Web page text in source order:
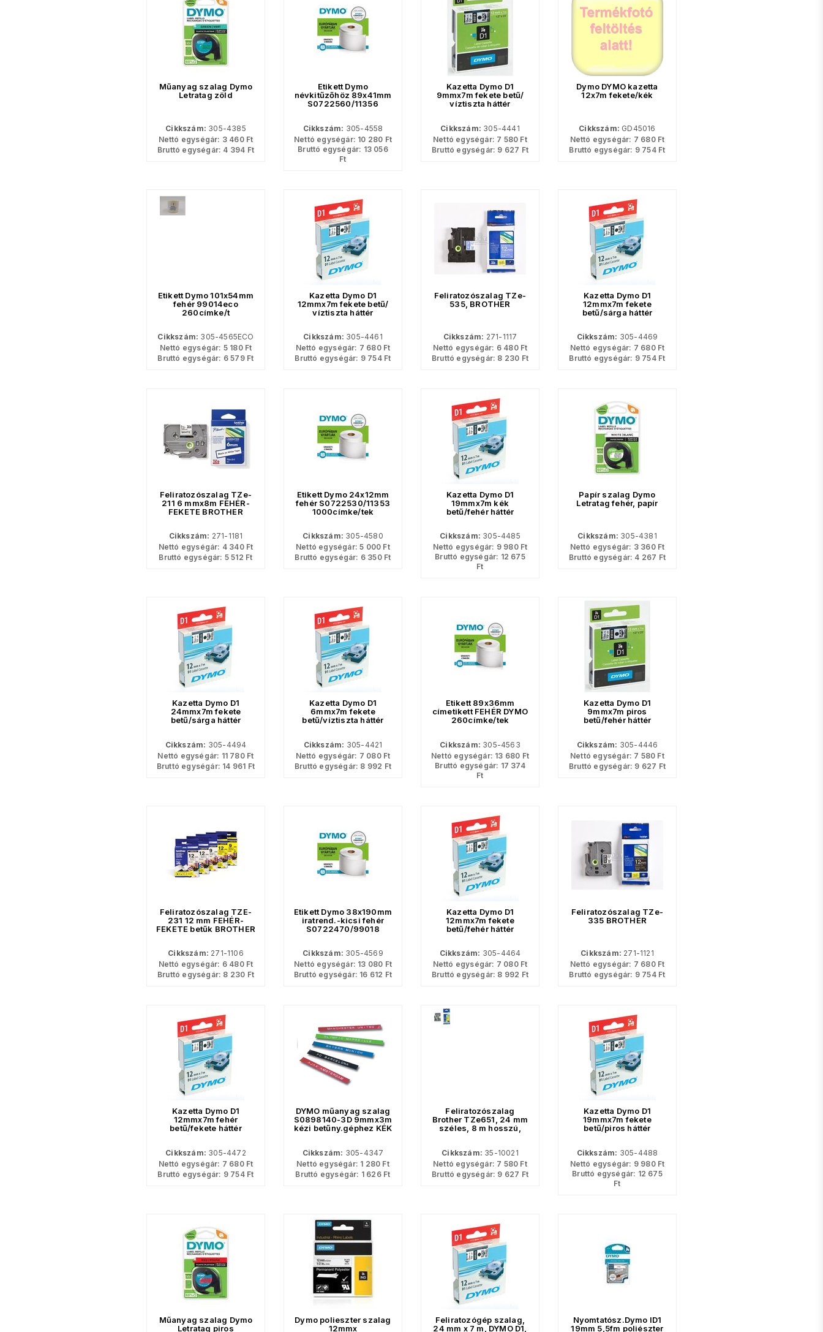
Műanyag szalag Dymo
Letratag zöld
Cikkszám: 305-4385
Nettó egységár: 3 460Ft
Bruttó egységár: 4 394 Ft
Etikett Dymo
névkitűzőhöz 89x41mm
S0722560/11356
Cikkszám: 305-4558
Nettó egységár: 10 280 Ft
Bruttó egységár: 13 056
Ft
Kazetta Dymo D1
9mmx7m fekete betű/
víztiszta háttér
Cikkszám: 305-4441
Nettó egységár: 7 580 Ft
Bruttó egységár: 9 627 Ft
Dymo DYMO kazetta
12x7m fekete/kék
Cikkszám: GD45016
Nettó egységár: 7 680Ft
Bruttó egységár: 9 754Ft
Etikett Dymo 101x54mm
fehér 99014eco
260címke/t
Cikkszám: 305-4565ECO
Nettó egységár: 5 180Ft
Bruttó egységár: 6 579Ft
Kazetta Dymo D1
12mmx7m fekete betű/
víztiszta háttér
Cikkszám: 305-4461
Nettó egységár: 7 680Ft
Bruttó egységár: 9 754Ft
Feliratozószalag TZe-
535, BROTHER
Cikkszám: 271-1117
Nettó egységár: 6 480Ft
Bruttó egységár: 8 230 Ft
Kazetta Dymo D1
12mmx7m fekete
betű/sárga háttér
Cikkszám: 305-4469
Nettó egységár: 7 680Ft
Bruttó egységár: 9 754Ft
Feliratozószalag TZe-
211 6 mmx8m FEHÉR-
FEKETE BROTHER
Cikkszám: 271-1181
Nettó egységár: 4 340Ft
Bruttó egységár: 5 512 Ft
Etikett Dymo 24x12mm
fehér S0722530/11353
1000címke/tek
Cikkszám: 305-4580
Nettó egységár: 5 000 Ft
Bruttó egységár: 6 350Ft
Kazetta Dymo D1
19mmx7m kék
betű/fehér háttér
Cikkszám: 305-4485
Nettó egységár: 9 980Ft
Bruttó egységár: 12 675
Ft
Papír szalag Dymo
Letratag fehér, papír
Cikkszám: 305-4381
Nettó egységár: 3 360Ft
Bruttó egységár: 4 267 Ft
Kazetta Dymo D1
24mmx7m fekete
betű/sárga háttér
Cikkszám: 305-4494
Nettó egységár: 11 780Ft
Bruttó egységár: 14 961 Ft
Kazetta Dymo D1
6mmx7m fekete
betű/víztiszta háttér
Cikkszám: 305-4421
Nettó egységár: 7 080Ft
Bruttó egységár: 8 992 Ft
Etikett 89x36mm
címetikett FEHÉR DYMO
260címke/tek
Cikkszám: 305-4563
Nettó egységár: 13 680 Ft
Bruttó egységár: 17 374
Ft
Kazetta Dymo D1
9mmx7m piros
betű/fehér háttér
Cikkszám: 305-4446
Nettó egységár: 7 580 Ft
Bruttó egységár: 9 627 Ft
Feliratozószalag TZE-
231 12 mm FEHÉR-
FEKETE betűk BROTHER
Cikkszám: 271-1106
Nettó egységár: 6 480Ft
Bruttó egységár: 8 230 Ft
Etikett Dymo 38x190mm
iratrend.-kicsi fehér
S0722470/99018
Cikkszám: 305-4569
Nettó egységár: 13 080 Ft
Bruttó egységár: 16 612 Ft
Kazetta Dymo D1
12mmx7m fekete
betű/fehér háttér
Cikkszám: 305-4464
Nettó egységár: 7 080Ft
Bruttó egységár: 8 992 Ft
Feliratozószalag TZe-
335 BROTHER
Cikkszám: 271-1121
Nettó egységár: 7 680Ft
Bruttó egységár: 9 754Ft
Kazetta Dymo D1
12mmx7m fehér
betű/fekete háttér
Cikkszám: 305-4472
Nettó egységár: 7 680Ft
Bruttó egységár: 9 754Ft
DYMO műanyag szalag
S0898140-3D 9mmx3m
kézi betűny.géphez KÉK
Cikkszám: 305-4347
Nettó egységár: 1 280 Ft
Bruttó egységár: 1 626Ft
Feliratozószalag
Brother TZe651, 24 mm
széles, 8 m hosszú,
címkeszalag laminált
tartós feliratok
nyomtatásához.
Cikkszám: 35-10021
Nettó egységár: 7 580 Ft
Bruttó egységár: 9 627 Ft
Kazetta Dymo D1
19mmx7m fekete
betű/piros háttér
Cikkszám: 305-4488
Nettó egységár: 9 980Ft
Bruttó egységár: 12 675
Ft
Műanyag szalag Dymo
Letratag piros
Dymo polieszter szalag
12mmx
Feliratozógép szalag,
24 mm x 7 m, DYMO D1,
Nyomtatósz.Dymo ID1
19mm 5,5fm poliészter